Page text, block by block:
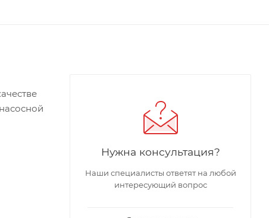
Нужна консультация?
Наши специалисты ответят на любой
интересующий вопрос